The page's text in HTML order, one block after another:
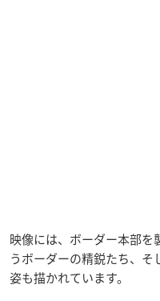
映像には、ボーダー本部
うボーダーの精鋭たち、
姿も描かれています。